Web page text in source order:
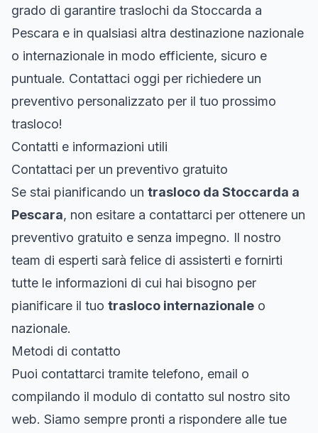
grado di garantire traslochi da Stoccarda a
Pescara e in qualsiasi altra destinazione nazionale
o internazionale in modo efficiente, sicuro e
puntuale. Contattaci oggi per richiedere un
preventivo personalizzato per il tuo prossimo
trasloco!
Contatti e informazioni utili
Contattaci per un preventivo gratuito
Se stai pianificando un trasloco da Stoccarda a
Pescara, non esitare a contattarci per ottenere un
preventivo gratuito e senza impegno. Il nostro
team di esperti sarà felice di assisterti e fornirti
tutte le informazioni di cui hai bisogno per
pianificare il tuo trasloco internazionale o
nazionale.
Metodi di contatto
Puoi contattarci tramite telefono, email o
compilando il modulo di contatto sul nostro sito
web. Siamo sempre pronti a rispondere alle tue